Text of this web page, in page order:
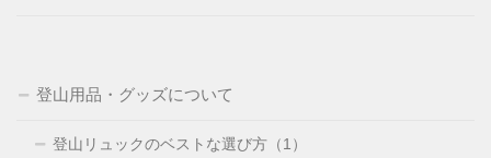
登山用品・グッズについて
登山リュックのベストな選び方（1）